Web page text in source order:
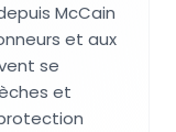
McCain
et aux
se
et